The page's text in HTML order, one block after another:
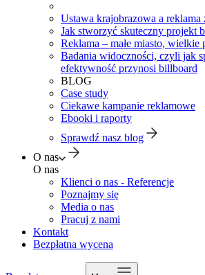
Ustawa krajobrazowa a reklama
Jak stworzyć skuteczny projekt
Reklama – małe miasto, wielkie
Badania widoczności, czyli jak
efektywność przynosi billboard
BLOG
Case study
Ciekawe kampanie reklamowe
Ebooki i raporty
Sprawdź nasz blog
O nas
O nas
Klienci o nas - Referencje
Poznajmy się
Media o nas
Pracuj z nami
Kontakt
Bezpłatna wycena